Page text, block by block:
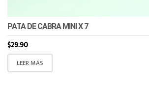
PATA DE CABRA MINI X 7
$29.90
LEER MÁS